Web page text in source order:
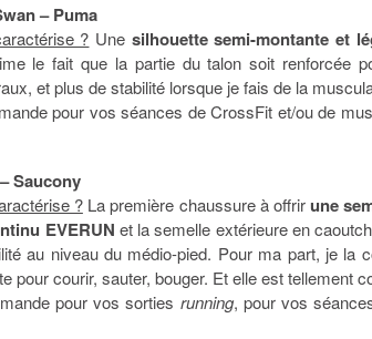
– Puma
? Une silhouette semi-montante et
le fait que la partie du talon soit renforcée
et plus de stabilité lorsque je fais de la
pour vos séances de CrossFit et/ou de
Saucony
?La première chaussure à offrirune
EVERUN et la semelle extérieure en
au niveau du médio-pied. Pour ma part, je la
pour courir, sauter, bouger. Et elle est tellement
pour vos sorties running, pour vos